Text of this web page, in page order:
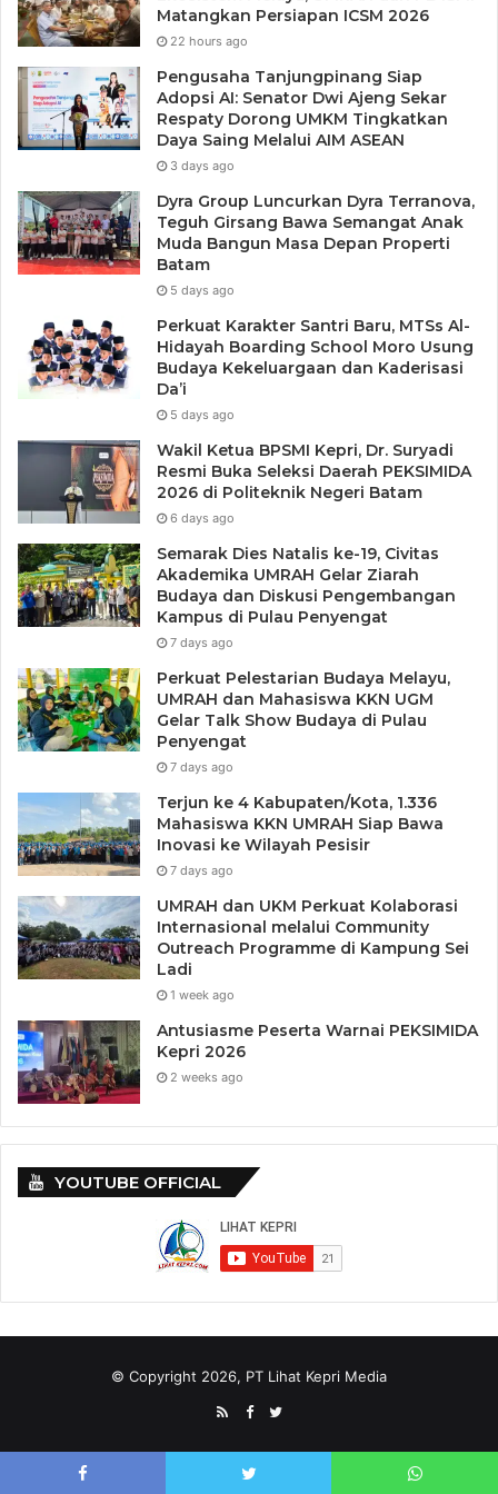
Menurut Plh Kadisnakertrans Kepri, Jhon Barus, kegiatan
ini menjadi bagian dari strategi besar pemerintah dalam
menghadirkan program pelatihan yang berbasis pada
kebutuhan dunia industri.
“Akreditasi bukan sekadar formalitas. Ini komitmen mutu
layanan. Kita ingin SDM Kepri lahir dari sistem pelatihan
yang andal,” tegas Jhon.
“Faktanya, 90 persen peserta magang tahun lalu langsung
direkrut. Ini bukti pelatihan berbasis industri sangat
efektif,” tambahnya.
Sementara itu, Kepala Bidang Pelatihan dan Penempatan,
Suryadi, menekankan pentingnya pendekatan berbasis
“Kami tidak hanya melatih, tapi memastikan lulusan
pelatihan punya peluang kerja nyata. Program kami
disesuaikan dengan kebutuhan spesifik industri,” ungkap
Suryadi.
Ia juga menambahkan bahwa ke depan, pendekatan
kolaboratif ini akan dijadikan model permanen
pembangunan ketenagakerjaan di Kepri.
“Kolaborasi antara LPK, perusahaan, dan pemerintah
adalah kunci. Kami ingin jadikan ini budaya kerja lintas
sektor di Kepri.” tambahnya.
Di akhir acara, Wakil Gubernur juga menyampaikan pesan
khusus kepada peserta dan perusahaan.
“Kepada para peserta pelatihan dan pemagangan, saya
ucapkan selamat belajar dan berkarya. Jadikan
pengalaman ini sebagai fondasi kuat untuk memasuki
dunia kerja dengan percaya diri dan daya saing. Teruslah
belajar dan terbuka pada perubahan. Kalian adalah bagian
dari workforce masa depan Indonesia,” ujarnya.
Matangkan Persiapan ICSM 2026
22 hours ago
Pengusaha Tanjungpinang Siap
Adopsi AI: Senator Dwi Ajeng Sekar
Respaty Dorong UMKM Tingkatkan
Daya Saing Melalui AIM ASEAN
3 days ago
Dyra Group Luncurkan Dyra Terranova,
Teguh Girsang Bawa Semangat Anak
Muda Bangun Masa Depan Properti
Batam
5 days ago
Perkuat Karakter Santri Baru, MTSs Al-
Hidayah Boarding School Moro Usung
Budaya Kekeluargaan dan Kaderisasi
Da’i
5 days ago
Wakil Ketua BPSMI Kepri, Dr. Suryadi
Resmi Buka Seleksi Daerah PEKSIMIDA
2026 di Politeknik Negeri Batam
6 days ago
Semarak Dies Natalis ke-19, Civitas
Akademika UMRAH Gelar Ziarah
Budaya dan Diskusi Pengembangan
Kampus di Pulau Penyengat
7 days ago
Perkuat Pelestarian Budaya Melayu,
UMRAH dan Mahasiswa KKN UGM
Gelar Talk Show Budaya di Pulau
Penyengat
7 days ago
Terjun ke 4 Kabupaten/Kota, 1.336
Mahasiswa KKN UMRAH Siap Bawa
Inovasi ke Wilayah Pesisir
7 days ago
UMRAH dan UKM Perkuat Kolaborasi
Internasional melalui Community
Outreach Programme di Kampung Sei
Ladi
1 week ago
Antusiasme Peserta Warnai PEKSIMIDA
Kepri 2026
2 weeks ago
YOUTUBE OFFICIAL
© Copyright 2026, PT Lihat Kepri Media